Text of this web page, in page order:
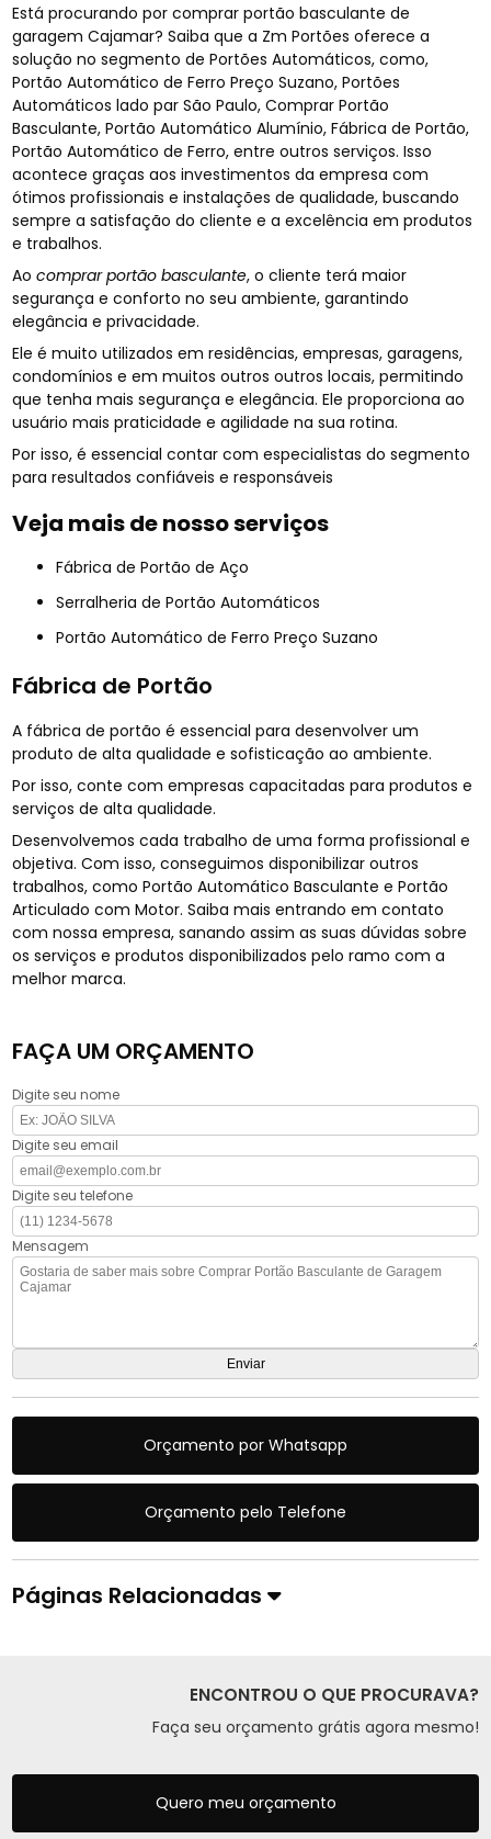
Está procurando por comprar portão basculante de
garagem Cajamar? Saiba que a Zm Portões oferece a
solução no segmento de Portões Automáticos, como,
Portão Automático de Ferro Preço Suzano, Portões
Automáticos lado par São Paulo, Comprar Portão
Basculante, Portão Automático Alumínio, Fábrica de Portão,
Portão Automático de Ferro, entre outros serviços. Isso
acontece graças aos investimentos da empresa com
ótimos profissionais e instalações de qualidade, buscando
sempre a satisfação do cliente e a excelência em produtos
e trabalhos.
Aocomprar portão basculante, o cliente terá maior
segurança e conforto no seu ambiente, garantindo
elegância e privacidade.
Ele é muito utilizados em residências, empresas, garagens,
condomínios e em muitos outros outros locais, permitindo
que tenha mais segurança e elegância. Ele proporciona ao
usuário mais praticidade e agilidade na sua rotina.
Por isso, é essencial contar com especialistas do segmento
para resultados confiáveis e responsáveis
Veja mais de nosso serviços
Fábrica de Portão de Aço
Serralheria de Portão Automáticos
Portão Automático de Ferro Preço Suzano
Fábrica de Portão
A fábrica de portão é essencial para desenvolver um
produto de alta qualidade e sofisticação ao ambiente.
Por isso, conte com empresas capacitadas para produtos e
serviços de alta qualidade.
Desenvolvemos cada trabalho de uma forma profissional e
objetiva. Com isso, conseguimos disponibilizar outros
trabalhos, como Portão Automático Basculante e Portão
Articulado com Motor. Saiba mais entrando em contato
com nossa empresa, sanando assim as suas dúvidas sobre
os serviços e produtos disponibilizados pelo ramo com a
melhor marca.
FAÇA UM ORÇAMENTO
Digite seu nome
Digite seu email
Digite seu telefone
Mensagem
Orçamento por Whatsapp
Orçamento pelo Telefone
Páginas Relacionadas
ENCONTROU O QUE PROCURAVA?
Faça seu orçamento grátis agora mesmo!
Quero meu orçamento